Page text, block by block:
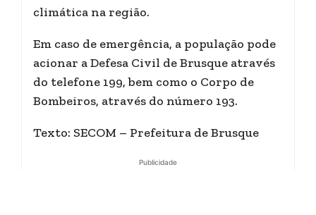
climática na região.
Em caso de emergência, a população pode
acionar a Defesa Civil de Brusque através
do telefone 199, bem como o Corpo de
Bombeiros, através do número 193.
Texto: SECOM – Prefeitura de Brusque
Publicidade